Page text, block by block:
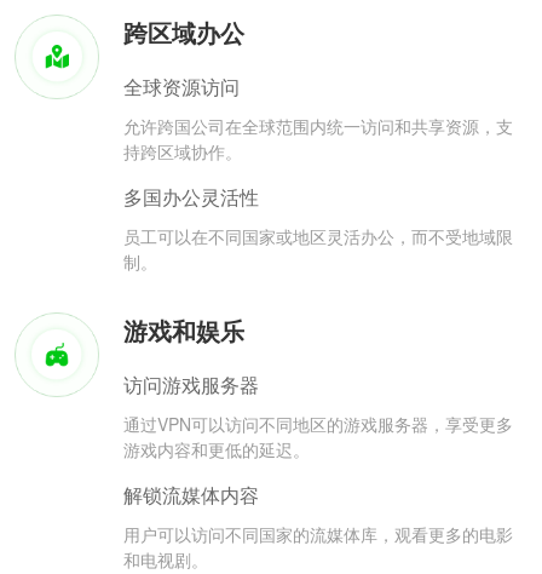
跨区域办公
全球资源访问
允许跨国公司在全球范围内统一访问和共享资源，支
持跨区域协作。
多国办公灵活性
员工可以在不同国家或地区灵活办公，而不受地域限
制。
游戏和娱乐
访问游戏服务器
通过VPN可以访问不同地区的游戏服务器，享受更多
游戏内容和更低的延迟。
解锁流媒体内容
用户可以访问不同国家的流媒体库，观看更多的电影
和电视剧。